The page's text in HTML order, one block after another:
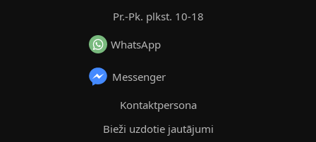
Pr.-Pk. plkst. 10-18
WhatsApp
Messenger
Kontaktpersona
Bieži uzdotie jautājumi